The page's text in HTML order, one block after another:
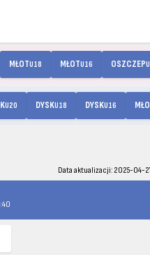
MŁOTU18 MŁOTU16 OSZCZEP
U20 DYSKU18 DYSKU16
Data aktualizacji: 2025-04-